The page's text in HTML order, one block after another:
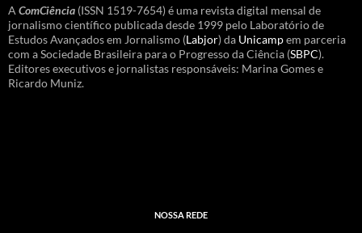
A ComCiência (ISSN 1519-7654) é uma revista digital mensal de
jornalismo científico publicada desde 1999 pelo Laboratório de
Estudos Avançados em Jornalismo (Labjor) da Unicampem parceria
com a Sociedade Brasileira para o Progresso da Ciência (SBPC).
Editores executivos e jornalistas responsáveis: Marina Gomes e
Ricardo Muniz.
NOSSA REDE